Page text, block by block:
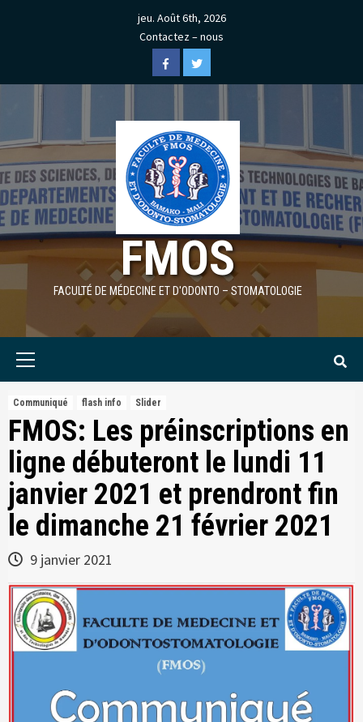
jeu. Août 6th, 2026
Contactez – nous
FacebookTwitter
FMOS
FACULTÉ DE MÉDECINE ET D'ODONTO – STOMATOLOGIE
Communiqué flash info Slider
FMOS: Les préinscriptions en
ligne débuteront le lundi 11
janvier 2021 et prendront fin
le dimanche 21 février 2021
9 janvier 2021